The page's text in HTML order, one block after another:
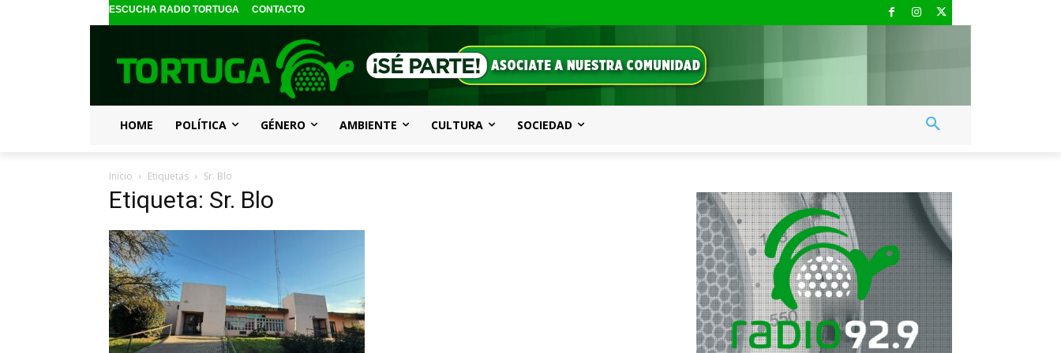
ESCUCHA RADIO TORTUGA CONTACTO
HOME POLÍTICA GÉNERO AMBIENTE CULTURA SOCIEDAD
Inicio Etiquetas Sr. Blo
Etiqueta: Sr. Blo